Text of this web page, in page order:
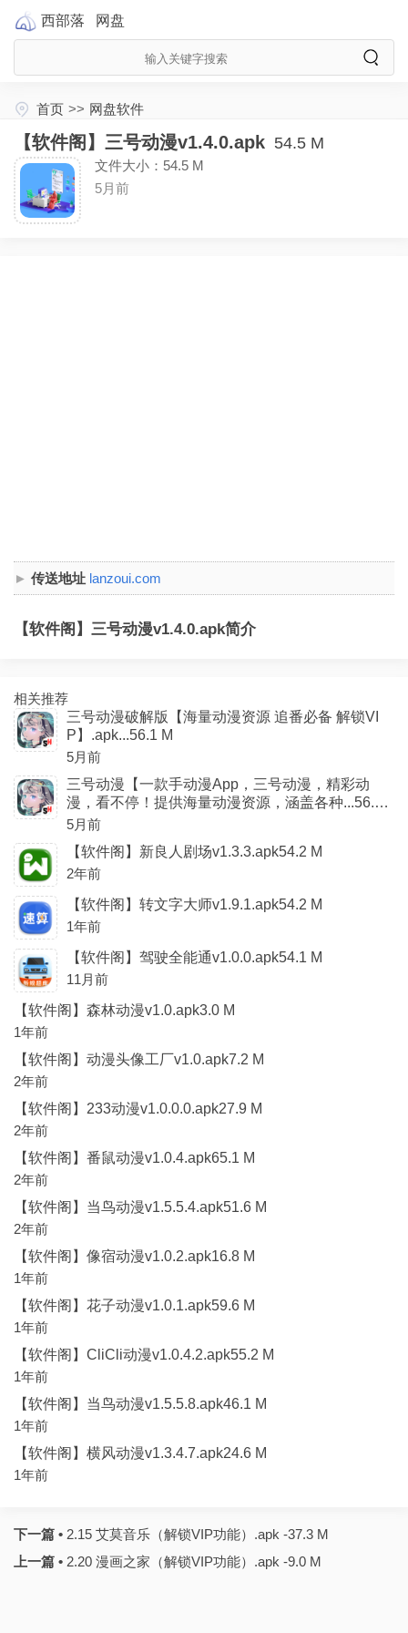
西部落 网盘
首页 >> 网盘软件
【软件阁】三号动漫v1.4.0.apk 54.5 M
文件大小：54.5 M
5月前
传送地址 lanzoui.com
【软件阁】三号动漫v1.4.0.apk简介
相关推荐
三号动漫破解版【海量动漫资源 追番必备 解锁VI
P】.apk...56.1 M
5月前
三号动漫【一款手动漫App，三号动漫，精彩动
漫，看不停！提供海量动漫资源，涵盖各种...56.0
M
5月前
【软件阁】新良人剧场v1.3.3.apk54.2 M
2年前
【软件阁】转文字大师v1.9.1.apk54.2 M
1年前
【软件阁】驾驶全能通v1.0.0.apk54.1 M
11月前
【软件阁】森林动漫v1.0.apk3.0 M
1年前
【软件阁】动漫头像工厂v1.0.apk7.2 M
2年前
【软件阁】233动漫v1.0.0.0.apk27.9 M
2年前
【软件阁】番鼠动漫v1.0.4.apk65.1 M
2年前
【软件阁】当鸟动漫v1.5.5.4.apk51.6 M
2年前
【软件阁】像宿动漫v1.0.2.apk16.8 M
1年前
【软件阁】花子动漫v1.0.1.apk59.6 M
1年前
【软件阁】CliCli动漫v1.0.4.2.apk55.2 M
1年前
【软件阁】当鸟动漫v1.5.5.8.apk46.1 M
1年前
【软件阁】横风动漫v1.3.4.7.apk24.6 M
1年前
下一篇 • 2.15 艾莫音乐（解锁VIP功能）.apk -37.3 M
上一篇 • 2.20 漫画之家（解锁VIP功能）.apk -9.0 M